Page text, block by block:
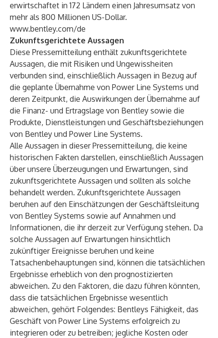
erwirtschaftet in 172 Ländern einen Jahresumsatz von
mehr als 800 Millionen US-Dollar.
www.bentley.com/de
Zukunftsgerichtete Aussagen
Diese Pressemitteilung enthält zukunftsgerichtete
Aussagen, die mit Risiken und Ungewissheiten
verbunden sind, einschließlich Aussagen in Bezug auf
die geplante Übernahme von Power Line Systems und
deren Zeitpunkt, die Auswirkungen der Übernahme auf
die Finanz- und Ertragslage von Bentley sowie die
Produkte, Dienstleistungen und Geschäftsbeziehungen
von Bentley und Power Line Systems.
Alle Aussagen in dieser Pressemitteilung, die keine
historischen Fakten darstellen, einschließlich Aussagen
über unsere Überzeugungen und Erwartungen, sind
zukunftsgerichtete Aussagen und sollten als solche
behandelt werden. Zukunftsgerichtete Aussagen
beruhen auf den Einschätzungen der Geschäftsleitung
von Bentley Systems sowie auf Annahmen und
Informationen, die ihr derzeit zur Verfügung stehen. Da
solche Aussagen auf Erwartungen hinsichtlich
zukünftiger Ereignisse beruhen und keine
Tatsachenbehauptungen sind, können die tatsächlichen
Ergebnisse erheblich von den prognostizierten
abweichen. Zu den Faktoren, die dazu führen könnten,
dass die tatsächlichen Ergebnisse wesentlich
abweichen, gehört Folgendes: Bentleys Fähigkeit, das
Geschäft von Power Line Systems erfolgreich zu
integrieren oder zu betreiben; jegliche Kosten oder